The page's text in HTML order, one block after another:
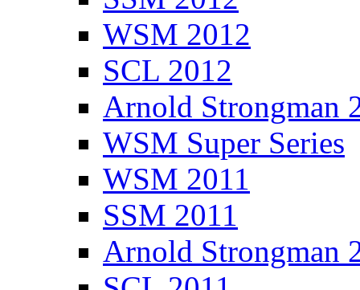
WSM 2012
SCL 2012
Arnold Strongman
WSM Super Series
WSM 2011
SSM 2011
Arnold Strongman